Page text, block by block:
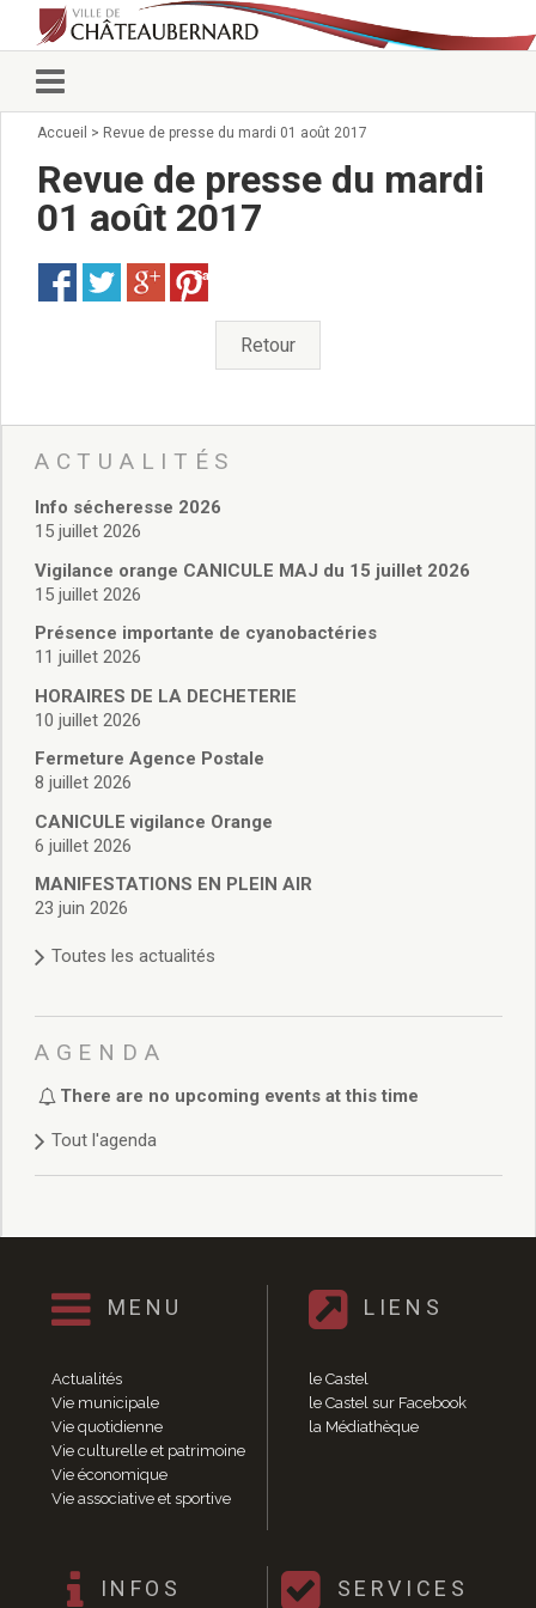
Vie municipale
Conseillers municipaux
Commissions 2026
Arrêtés du Maire
Services municipaux
Pour venir nous voir
administratives
Services Techniques
Affaires Scolaires
Vie associative
Police Municipale/règlementation
Cimetière/réglementation funéraire
Services en ligne
Licences boissons
Cadastre
Actes d’état civil
Budget de Fonctionnement
Budget d’Investissement
Conseils municipaux
Règlement du conseil municipal
Délibérations 2025
Délibérations 2022
Délibérations 2021
Délibérations 2020
Délibérations 2019
Délibérations 2018
Délibérations 2014
Délibérations 2013
Délibérations 2011
Délibérations 2010
Délibérations 2009
Délibérations 2008
Agenda réunions publiques
Marchés publics
Vie quotidienne
Accueil > Revue de presse du mardi 01 août 2017
Revue de presse du mardi
01 août 2017
Save
Retour
ACTUALITÉS
Info sécheresse 2026
15 juillet 2026
Vigilance orange CANICULE MAJ du 15 juillet 2026
15 juillet 2026
Présence importante de cyanobactéries
11 juillet 2026
HORAIRES DE LA DECHETERIE
10 juillet 2026
Fermeture Agence Postale
8 juillet 2026
CANICULE vigilance Orange
6 juillet 2026
MANIFESTATIONS EN PLEIN AIR
23 juin 2026
Toutes les actualités
AGENDA
There are no upcoming events at this time
Tout l'agenda
MENU
Actualités
Vie municipale
Vie quotidienne
Vie culturelle et patrimoine
Vie économique
Vie associative et sportive
LIENS
le Castel
le Castel sur Facebook
la Médiathèque
INFOS SERVICES